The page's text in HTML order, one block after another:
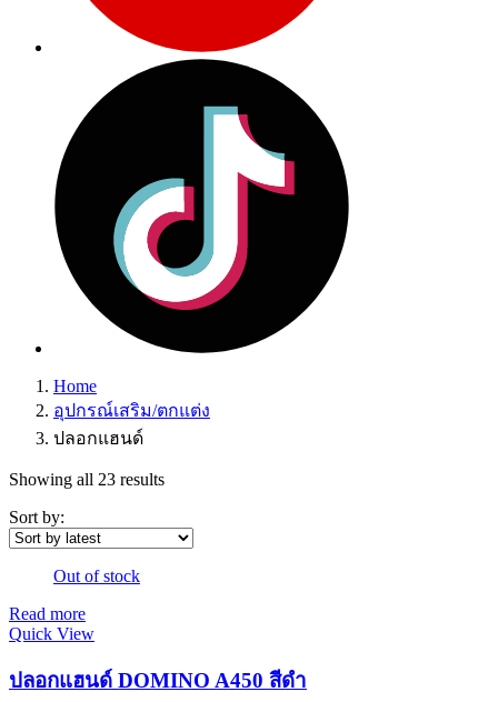
Home
อุปกรณ์เสริม/ตกแต่ง
ปลอกแฮนด์
Showing all 23 results
Sort by:
Out of stock
Read more
Quick View
ปลอกแฮนด์ DOMINO A450 สีดำ